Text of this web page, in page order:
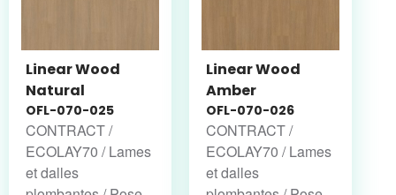
Linear Wood
Natural
OFL-070-025
CONTRACT /
ECOLAY70 / Lames
et dalles
Linear Wood
Amber
OFL-070-026
CONTRACT /
ECOLAY70 / Lames
et dalles